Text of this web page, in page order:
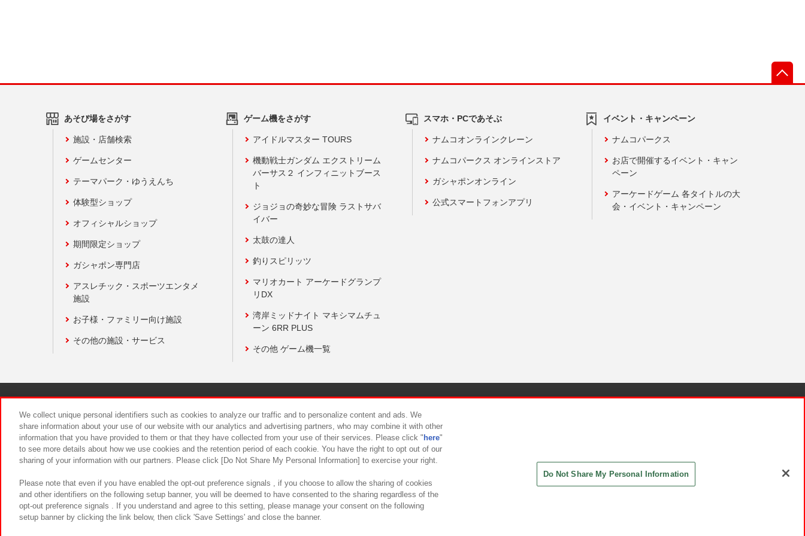
あそび場をさがす
施設・店舗検索
ゲームセンター
テーマパーク・ゆうえんち
体験型ショップ
オフィシャルショップ
期間限定ショップ
ガシャポン専門店
アスレチック・スポーツエンタメ
施設
お子様・ファミリー向け施設
その他の施設・サービス
ゲーム機をさがす
アイドルマスター TOURS
機動戦士ガンダム エクストリーム
バーサス２ インフィニットブース
ト
ジョジョの奇妙な冒険 ラストサバ
イバー
太鼓の達人
釣りスピリッツ
マリオカート アーケードグランプ
リDX
湾岸ミッドナイト マキシマムチュ
ーン 6RR PLUS
その他 ゲーム機一覧
スマホ・PCであそぶ
ナムコオンラインクレーン
ナムコパークス オンラインストア
ガシャポンオンライン
公式スマートフォンアプリ
イベント・キャンペーン
ナムコパークス
お店で開催するイベント・キャン
ペーン
アーケードゲーム 各タイトルの大
会・イベント・キャンペーン
食品のご提供について カスタマーハラスメント対応方針
We collect unique personal identifiers such as cookies to analyze our traffic and to personalize content and ads. We
share information about your use of our website with our analytics and advertising partners, who may combine it with other
information that you have provided to them or that they have collected from your use of their services. Please click " here"
to see more details about how we use cookies and the retention period of each cookie. You have the right to opt out of our
sharing of your information with our partners. Please click [Do Not Share My Personal Information] to exercise your right.
Please note that even if you have enabled the opt-out preference signals , if you choose to allow the sharing of cookies
and other identifiers on the following setup banner, you will be deemed to have consented to the sharing regardless of the
opt-out preference signals . If you understand and agree to this setting, please manage your consent on the following
setup banner by clicking the link below, then click 'Save Settings' and close the banner.
Do Not Share My Personal Information